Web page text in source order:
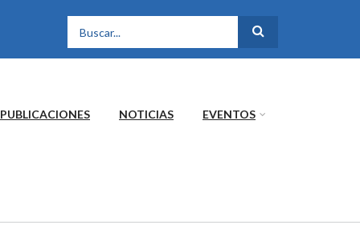
FORMULARIO DE
PUBLICACIONES NOTICIAS EVENTOS